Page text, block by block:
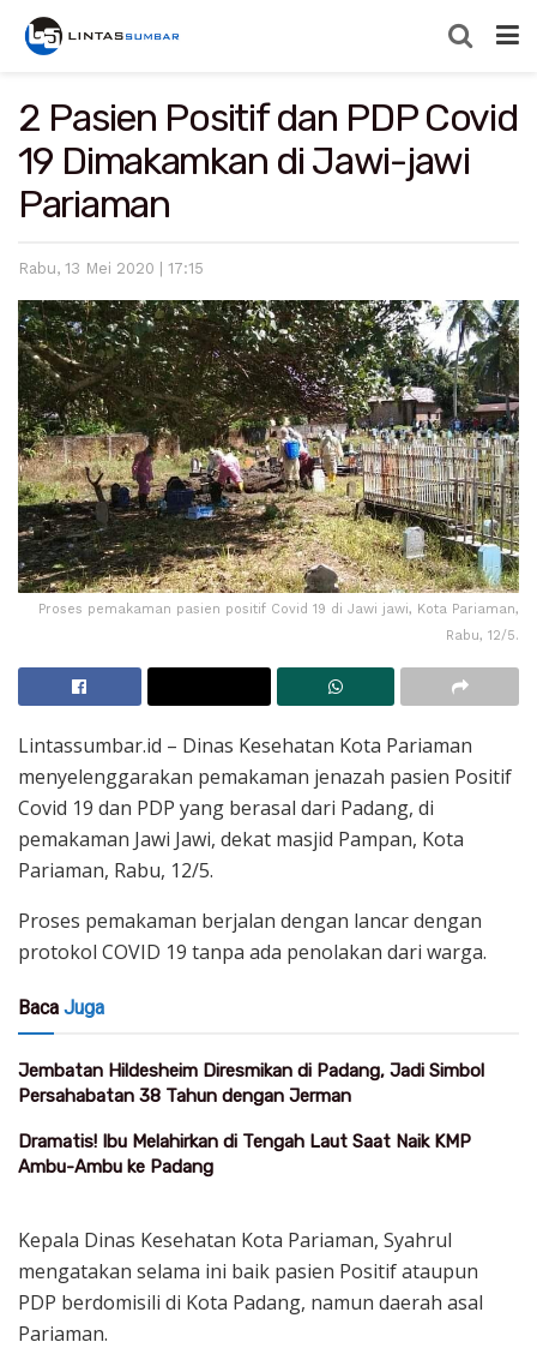
2 Pasien Positif dan PDP Covid
19 Dimakamkan di Jawi-jawi
Pariaman
Rabu, 13 Mei 2020 | 17:15
Proses pemakaman pasien positif Covid 19 di Jawi jawi, Kota Pariaman,
Rabu, 12/5.
Lintassumbar.id – Dinas Kesehatan Kota Pariaman
menyelenggarakan pemakaman jenazah pasien Positif
Covid 19 dan PDP yang berasal dari Padang, di
pemakaman Jawi Jawi, dekat masjid Pampan, Kota
Pariaman, Rabu, 12/5.
Proses pemakaman berjalan dengan lancar dengan
protokol COVID 19 tanpa ada penolakan dari warga.
Baca Juga
Jembatan Hildesheim Diresmikan di Padang, Jadi Simbol
Persahabatan 38 Tahun dengan Jerman
Dramatis! Ibu Melahirkan di Tengah Laut Saat Naik KMP
Ambu-Ambu ke Padang
Kepala Dinas Kesehatan Kota Pariaman, Syahrul
mengatakan selama ini baik pasien Positif ataupun
PDP berdomisili di Kota Padang, namun daerah asal
Pariaman.